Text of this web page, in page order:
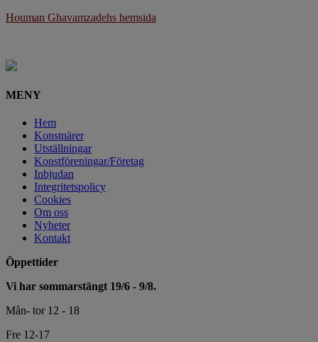
Houman Ghavamzadehs hemsida
MENY
Hem
Konstnärer
Utställningar
Konstföreningar/Företag
Inbjudan
Integritetspolicy
Cookies
Om oss
Nyheter
Kontakt
Öppettider
Vi har sommarstängt 19/6 - 9/8.
Mån- tor 12 - 18
Fre 12-17